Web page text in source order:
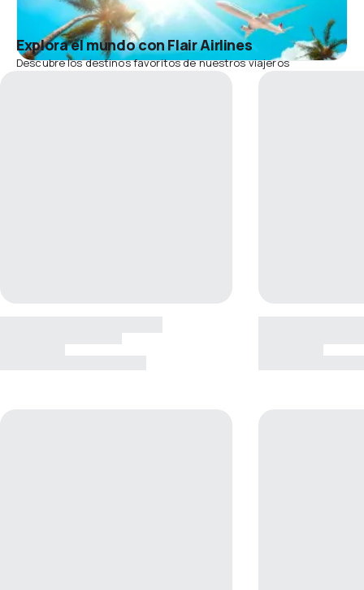
Explora el mundo con Flair Airlines
Descubre los destinos favoritos de nuestros viajeros